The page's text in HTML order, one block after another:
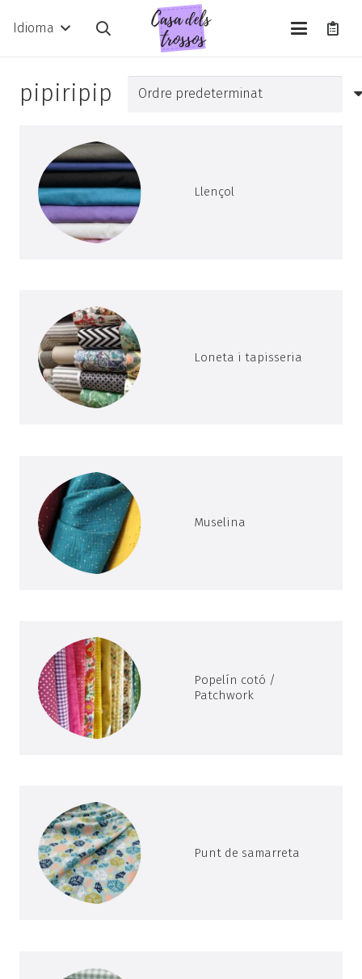
Idioma
pipiripip
Llençol
Loneta i tapisseria
Muselina
Popelín cotó /
Patchwork
Punt de samarreta